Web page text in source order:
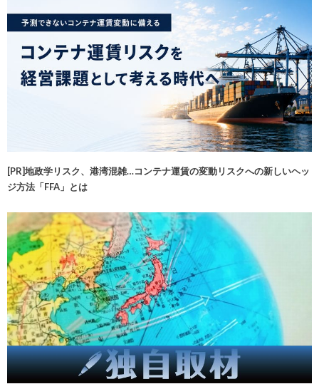
[PR]地政学リスク、港湾混雑…コンテナ運賃の変動リスクへの新しいヘッ
ジ方法「FFA」とは